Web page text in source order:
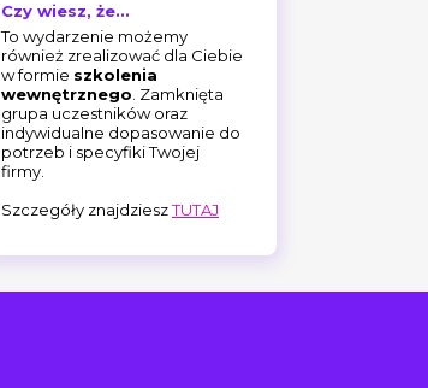
Czy wiesz, że...
To wydarzenie możemy
również zrealizować dla Ciebie
w formie szkolenia
wewnętrznego . Zamknięta
grupa uczestników oraz
indywidualne dopasowanie do
potrzeb i specyfiki Twojej
firmy.
Szczegóły znajdzieszTUTAJ